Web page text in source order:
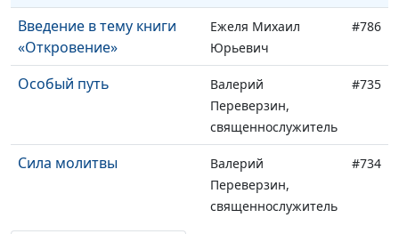
Введение в тему книги
«Откровение»
Ежеля Михаил
Юрьевич
#786
Особый путь
Валерий
Переверзин,
священнослужитель
#735
Сила молитвы
Валерий
Переверзин,
священнослужитель
#734